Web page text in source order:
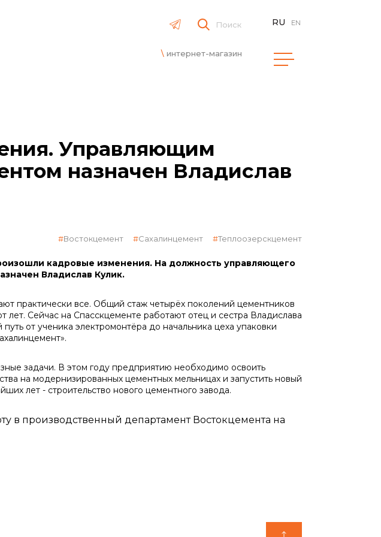
Поиск
интернет-магазин
RU EN
Управляющим
назначен Владислав
Востокцемент Сахалинцемент Теплоозерскцемент
кадровые изменения. На должность управляющего
Владислав Кулик.
практически все. Общий стаж четырёх поколений цементников
лет. Сейчас на Спасскцементе работают отец и сестра Владислава
от ученика электромонтёра до начальника цеха упаковки
задачи. В этом году предприятию необходимо освоить
на модернизированных цементных мельницах и запустить новый
лет - строительство нового цементного завода.
в производственный департамент Востокцемента на